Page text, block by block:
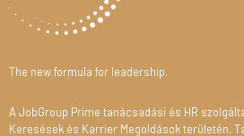
The new formula for leadership.
A JobGroup Prime tanácsadási és HR
Keresések és Karrier Megoldások területén.